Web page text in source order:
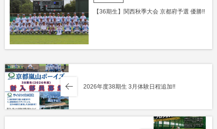
【36期生】関西秋季大会 京都府予選 優勝!!
2026年度38期生 3月体験日程追加!!